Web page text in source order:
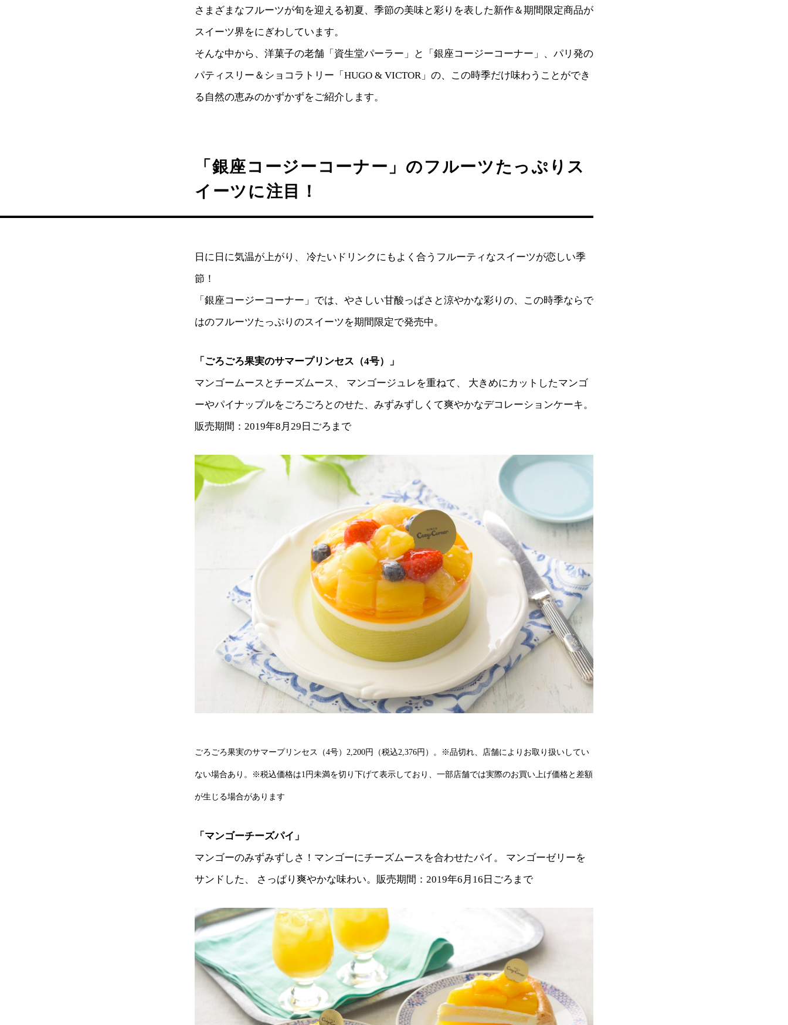
さまざまなフルーツが旬を迎える初夏、季節の美味と彩りを表した新作＆期間限定商品が
スイーツ界をにぎわしています。
そんな中から、洋菓子の老舗「資生堂パーラー」と「銀座コージーコーナー」、パリ発の
パティスリー＆ショコラトリー「HUGO & VICTOR」の、この時季だけ味わうことができ
る自然の恵みのかずかずをご紹介します。
「銀座コージーコーナー」のフルーツたっぷりス
イーツに注目！
日に日に気温が上がり、 冷たいドリンクにもよく合うフルーティなスイーツが恋しい季
節！
「銀座コージーコーナー」では、やさしい甘酸っぱさと涼やかな彩りの、この時季ならで
はのフルーツたっぷりのスイーツを期間限定で発売中。
「ごろごろ果実のサマープリンセス（4号）」
マンゴームースとチーズムース、 マンゴージュレを重ねて、 大きめにカットしたマンゴ
ーやパイナップルをごろごろとのせた、みずみずしくて爽やかなデコレーションケーキ。
販売期間：2019年8月29日ごろまで
ごろごろ果実のサマープリンセス（4号）2,200円（税込2,376円）。※品切れ、店舗によりお取り扱いしてい
ない場合あり。※税込価格は1円未満を切り下げて表示しており、一部店舗では実際のお買い上げ価格と差額
が生じる場合があります
「マンゴーチーズパイ」
マンゴーのみずみずしさ！マンゴーにチーズムースを合わせたパイ。 マンゴーゼリーを
サンドした、 さっぱり爽やかな味わい。販売期間：2019年6月16日ごろまで